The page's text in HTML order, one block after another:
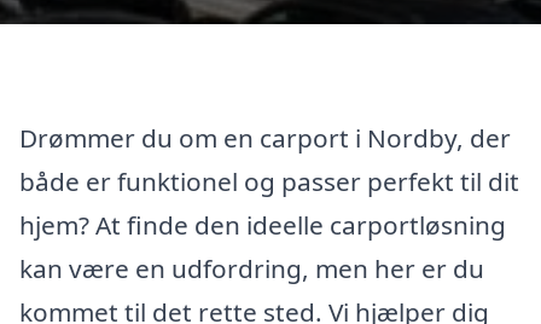
Drømmer du om en carport i Nordby, der
både er funktionel og passer perfekt til dit
hjem? At finde den ideelle carportløsning
kan være en udfordring, men her er du
kommet til det rette sted. Vi hjælper dig